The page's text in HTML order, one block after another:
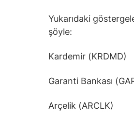
Yukarıdaki
şöyle:
Kardemir (KRDMD)
Garanti Bankası
Arçelik (ARCLK)